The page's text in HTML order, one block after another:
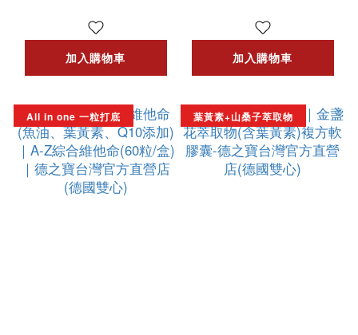
口
加入購物車
(德國雙心)
加入購物車
All in one 一粒打底 葉黃素+山桑子萃取物